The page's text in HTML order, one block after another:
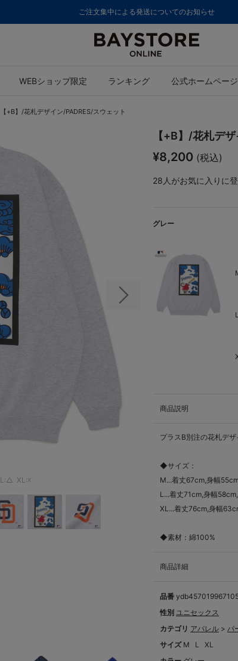
ご注文集中による発送についてのお知らせ
WEBショップ限定 ランキング 公式ホームページ
【+B】/花札デザイン/PADRES/スウェット
次の画像
L:△ XL:☓
【+B】/花札デ
¥8,200 (税込)
28 人がお気に入りに
グレー
商品説明
プラスB別注の花札デ
◆サイズ：
M...着丈67cm,身幅
L...着丈71cm,身幅
XL...着丈76cm,身幅
◆素材：綿100%
商品詳細
品番
性別 ユニセックス
カテゴリ アパレル > パ
サイズ M L
XL